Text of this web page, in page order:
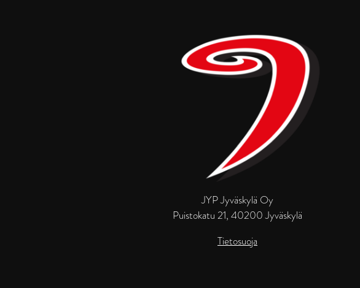
JYP Jyväskylä Oy
Puistokatu 21, 40200 Jyväskylä
Tietosuoja